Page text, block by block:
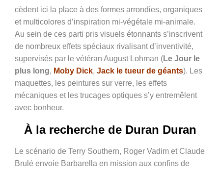
cèdent ici la place à des formes arrondies, organiques
et multicolores d’inspiration mi-végétale mi-animale.
Au sein de ces parti pris visuels étonnants s’inscrivent
de nombreux effets spéciaux rivalisant d’inventivité,
supervisés par le vétéran August Lohman (Le Jour le
plus long, Moby Dick, Jack le tueur de géants). Les
maquettes, les peintures sur verre, les effets
mécaniques et les trucages optiques s’y entremêlent
avec bonheur.
À la recherche de Duran Duran
Le scénario de Terry Southern, Roger Vadim et Claude
Brulé envoie Barbarella en mission aux confins de